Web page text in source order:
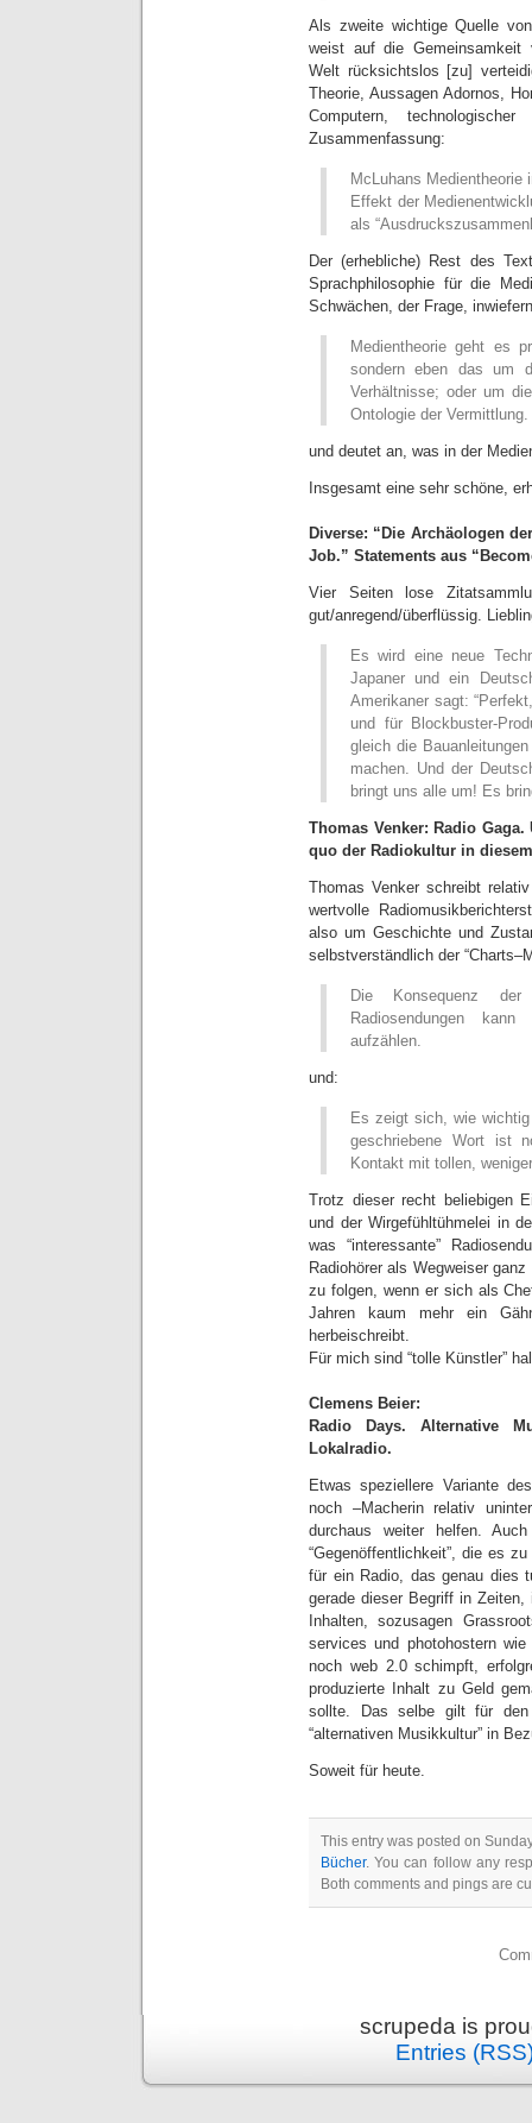
Als zweite wichtige Quelle
weist auf die Gemeinsamkeit
Welt rücksichtslos [zu]
Theorie, Aussagen Adornos,
Computern,
Zusammenfassung:
McLuhans
Effekt der
als
Der (erhebliche) Rest des
Sprachphilosophie für die
Schwächen, der Frage,
Medientheorie geht es
sondern eben das um
Verhältnisse; oder um
Ontologie der Vermittlung.
und deutet an, was in der
Insgesamt eine sehr schöne,
Diverse: “Die Archäologen
Job.” Statements aus
Vier Seiten lose
gut/anregend/überflüssig.
Es wird eine neue
Japaner und ein
Amerikaner sagt:
und für Blockbuster-
gleich die
machen. Und der
bringt uns alle um! Es
Thomas Venker: Radio
quo der Radiokultur in
Thomas Venker schreibt
wertvolle
also um Geschichte und
selbstverständlich der
Die Konsequenz
Radiosendungen
aufzählen.
und:
Es zeigt sich, wie
geschriebene Wort ist
Kontakt mit tollen,
Trotz dieser recht beliebigen
und der Wirgefühltühmelei in
was “interessante”
Radiohörer als Wegweiser
zu folgen, wenn er sich als
Jahren kaum mehr ein
herbeischreibt.
Für mich sind “tolle Künstler”
Clemens Beier:
Radio Days. Alternative
Lokalradio.
Etwas speziellere Variante
noch –Macherin relativ
durchaus weiter helfen.
“Gegenöffentlichkeit”, die es
für ein Radio, das genau dies
gerade dieser Begriff in Zeiten,
Inhalten, sozusagen
services und photohostern
noch web 2.0 schimpft,
produzierte Inhalt zu Geld
sollte. Das selbe gilt für den
“alternativen Musikkultur” in
Soweit für heute.
This entry was posted on
Bücher. You can follow any
Both comments and pings are
scrupeda is
Entries